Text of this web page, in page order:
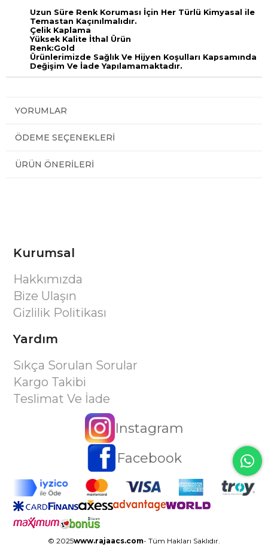
Uzun Süre Renk Koruması İçin Her Türlü Kimyasal ile
Temastan Kaçınılmalıdır.
Çelik Kaplama
Yüksek Kalite İthal Ürün
Renk:Gold
Ürünlerimizde Sağlık Ve Hijyen Koşulları Kapsamında
Değişim Ve İade Yapılamamaktadır.
YORUMLAR
ÖDEME SEÇENEKLERI
ÜRÜN ÖNERILERI
Kurumsal
Hakkımızda
Bize Ulaşın
Gizlilik Politikası
Yardım
Sıkça Sorulan Sorular
Kargo Takibi
Teslimat Ve İade
Instagram
Facebook
© 2025www.rajaacs.com- Tüm Hakları Saklıdır.